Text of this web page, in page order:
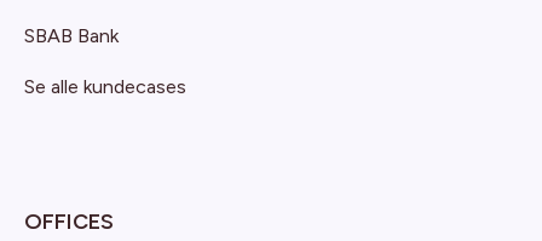
SBAB Bank
Se alle kundecases
OFFICES